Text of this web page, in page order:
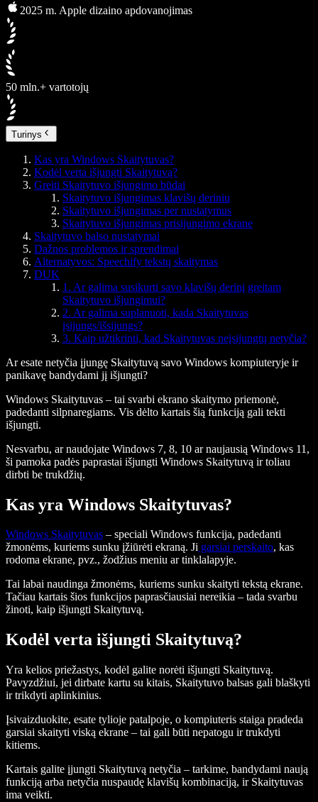
2025 m. Apple dizaino apdovanojimas
50 mln.+ vartotojų
Turinys
Kas yra Windows Skaitytuvas?
Kodėl verta išjungti Skaitytuvą?
Greiti Skaitytuvo išjungimo būdai
Skaitytuvo išjungimas klavišų deriniu
Skaitytuvo išjungimas per nustatymus
Skaitytuvo išjungimas prisijungimo ekrane
Skaitytuvo balso nustatymai
Dažnos problemos ir sprendimai
Alternatyvos: Speechify tekstų skaitymas
DUK
1. Ar galima susikurti savo klavišų derinį greitam
Skaitytuvo išjungimui?
2. Ar galima suplanuoti, kada Skaitytuvas
įsijungs/išsijungs?
3. Kaip užtikrinti, kad Skaitytuvas neįsijungtų netyčia?
Ar esate netyčia įjungę Skaitytuvą savo Windows kompiuteryje ir
panikavę bandydami jį išjungti?
Windows Skaitytuvas – tai svarbi ekrano skaitymo priemonė,
padedanti silpnaregiams. Vis dėlto kartais šią funkciją gali tekti
išjungti.
Nesvarbu, ar naudojate Windows 7, 8, 10 ar naujausią Windows 11,
ši pamoka padės paprastai išjungti Windows Skaitytuvą ir toliau
dirbti be trukdžių.
Kas yra Windows Skaitytuvas?
Windows Skaitytuvas – speciali Windows funkcija, padedanti
žmonėms, kuriems sunku įžiūrėti ekraną. Ji garsiai perskaito, kas
rodoma ekrane, pvz., žodžius meniu ar tinklalapyje.
Tai labai naudinga žmonėms, kuriems sunku skaityti tekstą ekrane.
Tačiau kartais šios funkcijos paprasčiausiai nereikia – tada svarbu
žinoti, kaip išjungti Skaitytuvą.
Kodėl verta išjungti Skaitytuvą?
Yra kelios priežastys, kodėl galite norėti išjungti Skaitytuvą.
Pavyzdžiui, jei dirbate kartu su kitais, Skaitytuvo balsas gali blaškyti
ir trikdyti aplinkinius.
Įsivaizduokite, esate tylioje patalpoje, o kompiuteris staiga pradeda
garsiai skaityti viską ekrane – tai gali būti nepatogu ir trukdyti
kitiems.
Kartais galite įjungti Skaitytuvą netyčia – tarkime, bandydami naują
funkciją arba netyčia nuspaudę klavišų kombinaciją, ir Skaitytuvas
ima veikti.